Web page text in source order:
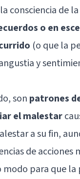
consciencia de
o en
(o que la
y
son patrones
el malestar
a su fin,
de
para que la